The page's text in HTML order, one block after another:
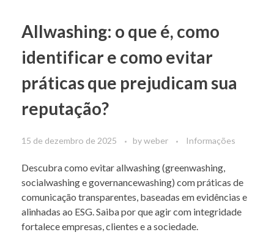
Allwashing: o que é, como
identificar e como evitar
práticas que prejudicam sua
reputação?
15 de dezembro de 2025 byweber Informações
Descubra como evitar allwashing (greenwashing,
socialwashing e governancewashing) com práticas de
comunicação transparentes, baseadas em evidências e
alinhadas ao ESG. Saiba por que agir com integridade
fortalece empresas, clientes e a sociedade.